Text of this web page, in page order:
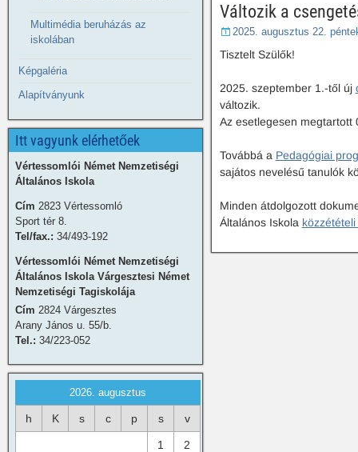
Változik a
2025. augusztus 22.
Tisztelt Szülők!
2025. szeptember 1.-től új
változik.
Az esetlegesen megtartott
Továbbá a Pedagógiai
sajátos nevelésű tanulók
Minden átdolgozott
Általános Iskola
Multimédia beruházás az
iskolában
Képgaléria
Alapítványunk
Itt vagyunk elérhetőek
Vértessomlói Német Nemzetiségi
Általános Iskola
Cím 2823 Vértessomló
Sport tér 8.
Tel/fax.: 34/493-192
Vértessomlói Német Nemzetiségi
Általános Iskola Várgesztesi Német
Nemzetiségi Tagiskolája
Cím 2824 Várgesztes
Arany János u. 55/b.
Tel.: 34/223-052
2026. augusztus
h K s c p s v
1 2